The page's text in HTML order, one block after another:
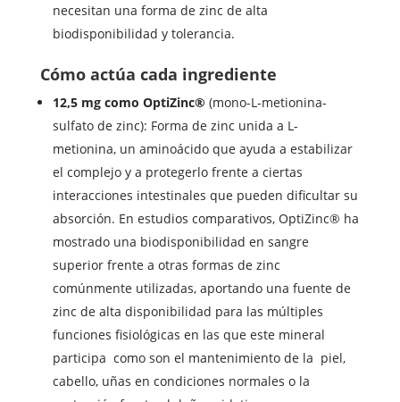
necesitan una forma de zinc de alta
biodisponibilidad y tolerancia.
Cómo actúa cada ingrediente
12,5 mg como OptiZinc® (mono-L-metionina-
sulfato de zinc): Forma de zinc unida a L-
metionina, un aminoácido que ayuda a estabilizar
el complejo y a protegerlo frente a ciertas
interacciones intestinales que pueden dificultar su
absorción. En estudios comparativos, OptiZinc® ha
mostrado una biodisponibilidad en sangre
superior frente a otras formas de zinc
comúnmente utilizadas, aportando una fuente de
zinc de alta disponibilidad para las múltiples
funciones fisiológicas en las que este mineral
participa como son el mantenimiento de la piel,
cabello, uñas en condiciones normales o la